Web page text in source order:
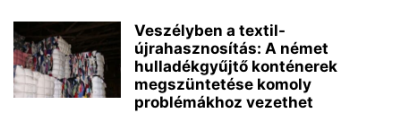
Veszélyben a textil-
újrahasznosítás: A német
hulladékgyűjtő konténerek
megszüntetése komoly
problémákhoz vezethet